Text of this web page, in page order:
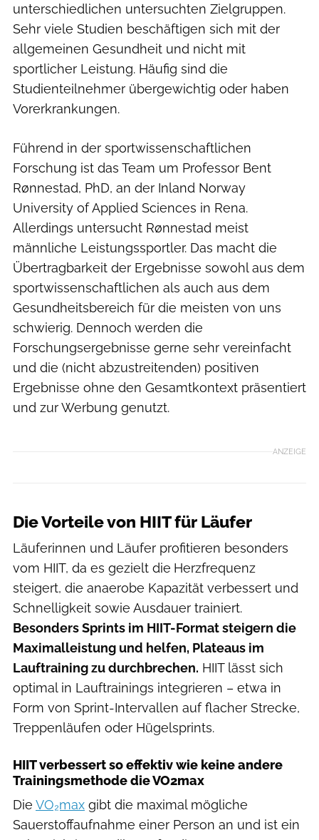
unterschiedlichen untersuchten Zielgruppen.
Sehr viele Studien beschäftigen sich mit der
allgemeinen Gesundheit und nicht mit
sportlicher Leistung. Häufig sind die
Studienteilnehmer übergewichtig oder haben
Vorerkrankungen.
Führend in der sportwissenschaftlichen
Forschung ist das Team um Professor Bent
Rønnestad, PhD, an der Inland Norway
University of Applied Sciences in Rena.
Allerdings untersucht Rønnestad meist
männliche Leistungssportler. Das macht die
Übertragbarkeit der Ergebnisse sowohl aus dem
sportwissenschaftlichen als auch aus dem
Gesundheitsbereich für die meisten von uns
schwierig. Dennoch werden die
Forschungsergebnisse gerne sehr vereinfacht
und die (nicht abzustreitenden) positiven
Ergebnisse ohne den Gesamtkontext präsentiert
und zur Werbung genutzt.
ANZEIGE
Die Vorteile von HIIT für Läufer
Läuferinnen und Läufer profitieren besonders
vom HIIT, da es gezielt die Herzfrequenz
steigert, die anaerobe Kapazität verbessert und
Schnelligkeit sowie Ausdauer trainiert.
Besonders Sprints im HIIT-Format steigern die
Maximalleistung und helfen, Plateaus im
Lauftraining zu durchbrechen. HIIT lässt sich
optimal in Lauftrainings integrieren – etwa in
Form von Sprint-Intervallen auf flacher Strecke,
Treppenläufen oder Hügelsprints.
HIIT verbessert so effektiv wie keine andere
Trainingsmethode die VO2max
Die VO₂max gibt die maximal mögliche
Sauerstoffaufnahme einer Person an und ist ein